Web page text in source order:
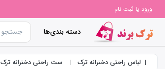
ورود یا ثبت نام
دسته بندی‌ها
لباس راحتی دخترانه ترک ست راحتی دخترانه ترک